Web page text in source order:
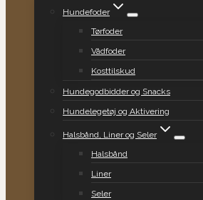
Hundefoder
Tørfoder
Vådfoder
Kosttilskud
Hundegodbidder og Snacks
Hundelegetøj og Aktivering
Halsbånd, Liner og Seler
Halsbånd
Liner
Seler